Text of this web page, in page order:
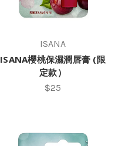
ISANA
ISANA櫻桃保濕潤唇膏 (限
定款）
$25